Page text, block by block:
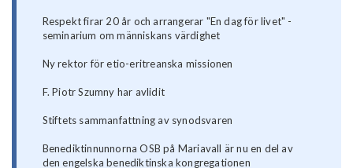
Respekt firar 20 år och arrangerar "En dag för livet" -
seminarium om människans värdighet
Ny rektor för etio-eritreanska missionen
F. Piotr Szumny har avlidit
Stiftets sammanfattning av synodsvaren
Benediktinnunnorna OSB på Mariavall är nu en del av
den engelska benediktinska kongregationen